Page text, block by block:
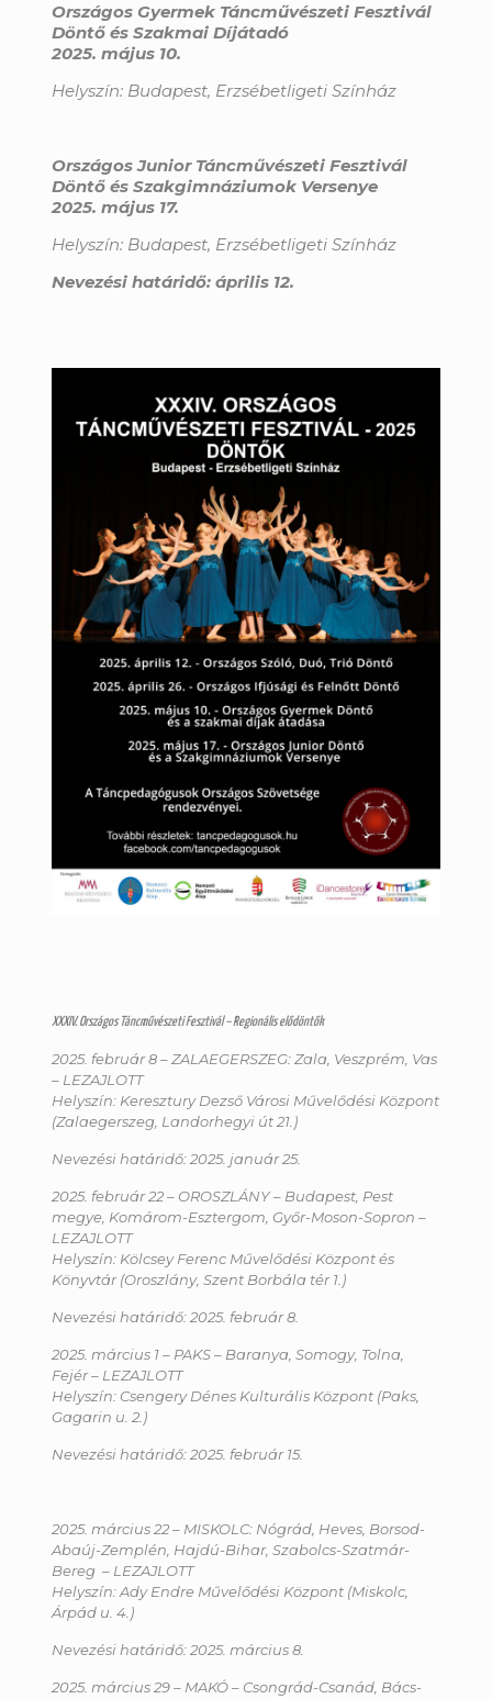
Országos Gyermek Táncművészeti Fesztivál
Döntő és Szakmai Díjátadó
2025. május 10.
Helyszín: Budapest, Erzsébetligeti Színház
Országos Junior Táncművészeti Fesztivál
Döntő és Szakgimnáziumok Versenye
2025. május 17.
Helyszín: Budapest, Erzsébetligeti Színház
Nevezési határidő: április 12.
XXXIV. Országos Táncművészeti Fesztivál – Regionális elődöntők
2025. február 8 – ZALAEGERSZEG: Zala, Veszprém, Vas
– LEZAJLOTT
Helyszín: Keresztury Dezső Városi Művelődési Központ
(Zalaegerszeg, Landorhegyi út 21.)
Nevezési határidő: 2025. január 25.
2025. február 22 – OROSZLÁNY – Budapest, Pest
megye, Komárom-Esztergom, Győr-Moson-Sopron –
LEZAJLOTT
Helyszín: Kölcsey Ferenc Művelődési Központ és
Könyvtár (Oroszlány, Szent Borbála tér 1.)
Nevezési határidő: 2025. február 8.
2025. március 1 – PAKS – Baranya, Somogy, Tolna,
Fejér– LEZAJLOTT
Helyszín: Csengery Dénes Kulturális Központ (Paks,
Gagarin u. 2.)
Nevezési határidő: 2025. február 15.
2025. március 22 – MISKOLC: Nógrád, Heves, Borsod-
Abaúj-Zemplén, Hajdú-Bihar, Szabolcs-Szatmár-
Bereg – LEZAJLOTT
Helyszín: Ady Endre Művelődési Központ (Miskolc,
Árpád u. 4.)
Nevezési határidő: 2025. március 8.
2025. március 29 – MAKÓ – Csongrád-Csanád, Bács-